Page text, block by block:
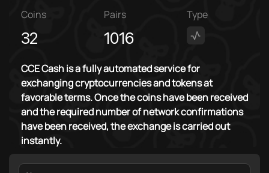
Coins
32
Pairs
1016
Type
CCE Cash is a fully automated service for
exchanging cryptocurrencies and tokens at
favorable terms. Once the coins have been received
and the required number of network confirmations
have been received, the exchange is carried out
instantly.